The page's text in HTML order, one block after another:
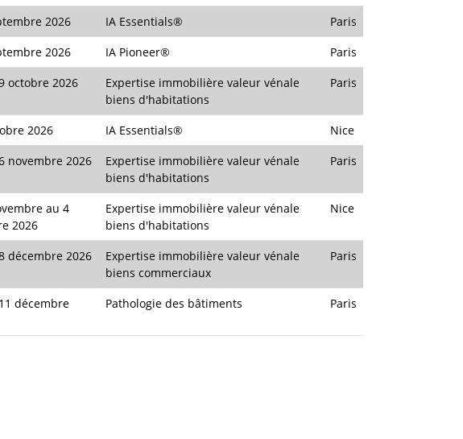
2026
IA Essentials®
Paris
2026
IA Pioneer®
Paris
octobre 2026
Expertise immobilière valeur vénale
biens d'habitations
Paris
2026 IA Essentials®
Nice
novembre 2026
Expertise immobilière valeur vénale
biens d'habitations
Paris
au 4
2026
Expertise immobilière valeur vénale
biens d'habitations
Nice
décembre 2026
Expertise immobilière valeur vénale
biens commerciaux
Paris
décembre
Pathologie des bâtiments Paris